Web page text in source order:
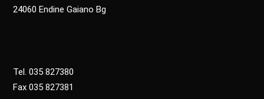
24060 Endine Gaiano Bg
Tel. 035 827380
Fax 035 827381